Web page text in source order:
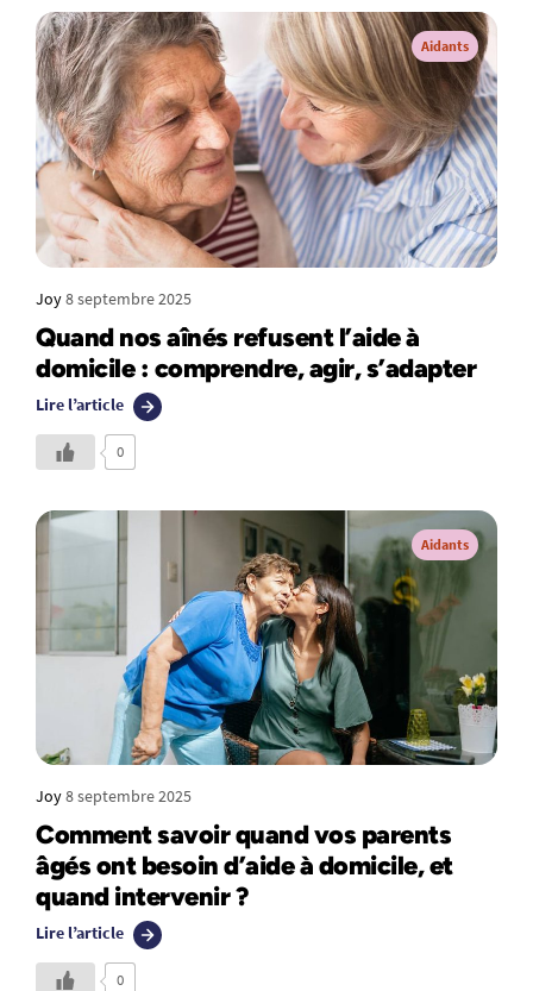
Aidants
Joy8 septembre 2025
Quand nos aînés refusent l’aide à
domicile : comprendre, agir, s’adapter
Lire l’article
0
Aidants
Joy8 septembre 2025
Comment savoir quand vos parents
âgés ont besoin d’aide à domicile, et
quand intervenir ?
Lire l’article
0